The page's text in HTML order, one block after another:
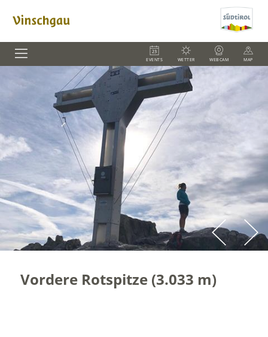
EVENTS WETTER WEBCAM MAP
Vordere Rotspitze (3.033 m)